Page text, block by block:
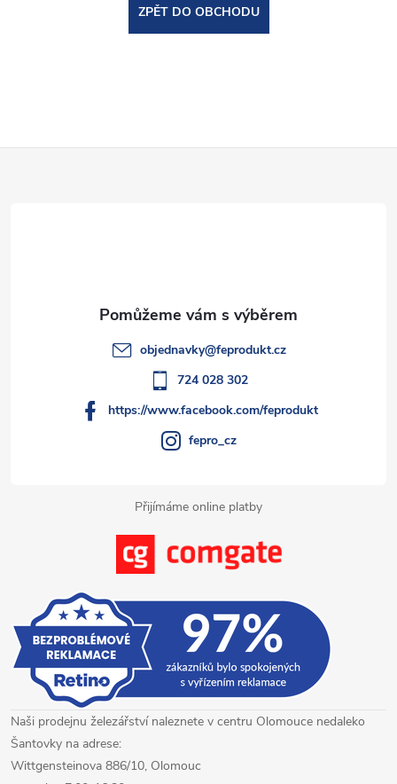
ZPĚT DO OBCHODU
Přijímáme online platby
objednavky@feprodukt.cz
724 028 302
https://www.facebook.com/feprodukt
fepro_cz
Naši prodejnu železářství naleznete v centru Olomouce nedaleko
Šantovky na adrese:
Wittgensteinova 886/10, Olomouc